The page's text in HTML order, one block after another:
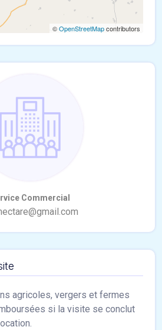
©OpenStreetMapcontributors
agricoles, vergers et fermes
si la visite se conclut